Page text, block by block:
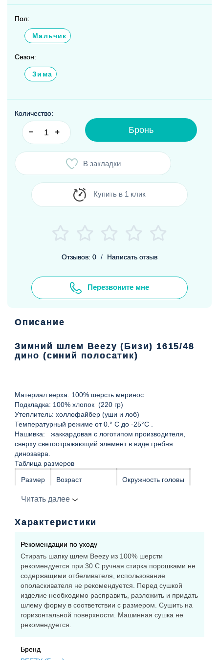
Пол:
Мальчик
Сезон:
Зима
Количество:
Бронь
В закладки
Купить в 1 клик
Отзывов: 0 / Написать отзыв
Перезвоните мне
Описание
Зимний шлем Beezy (Бизи) 1615/48
дино (синий полосатик)
Материал верха: 100% шерсть меринос
Подкладка: 100% хлопок (220 гр)
Утеплитель: холлофайбер (уши и лоб)
Температурный режиме от 0.° С до -25°С .
Нашивка: жаккардовая с логотипом производителя,
сверху светоотражающий элемент в виде гребня
динозавра.
Таблица размеров
Размер Возраст Окружность головы
Р1 12-18 мес.
Р2 18 мес.- до 3 лет
Р3 3-6 лет
Р4 6-9лет
56 см и выше
Читать далее
Характеристики
Рекомендации по уходу
Стирать шапку шлем Beezy из 100% шерсти
рекомендуется при 30 С ручная стирка порошками не
содержащими отбеливателя, использование
ополаскивателя не рекомендуется. Перед сушкой
изделие необходимо расправить, разложить и придать
шлему форму в соответствии с размером. Сушить на
горизонтальной поверхности. Машинная сушка не
рекомендуется.
Бренд